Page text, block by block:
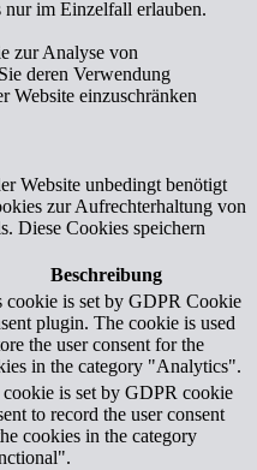
im Einzelfall erlauben.
zur Analyse von
deren Verwendung
Website einzuschränken
Website unbedingt benötigt
zur Aufrechterhaltung von
Diese Cookies speichern
Beschreibung
cookie is set by GDPR Cookie
plugin. The cookie is used
the user consent for the
in the category "Analytics".
is set by GDPR cookie
to record the user consent
cookies in the category